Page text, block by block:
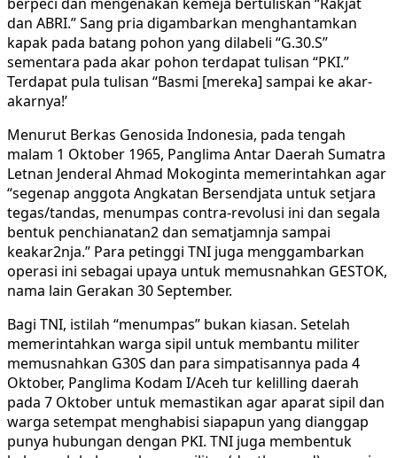
dan ABRI.” Sang pria digambarkan menghantamkan
kapak pada batang pohon yang dilabeli “G.30.S”
sementara pada akar pohon terdapat tulisan “PKI.”
Terdapat pula tulisan “Basmi [mereka] sampai ke akar-
akarnya!’
Menurut Berkas Genosida Indonesia, pada tengah
malam 1 Oktober 1965, Panglima Antar Daerah Sumatra
Letnan Jenderal Ahmad Mokoginta memerintahkan agar
“segenap anggota Angkatan Bersendjata untuk setjara
tegas/tandas, menumpas contra-revolusi ini dan segala
bentuk penchianatan2 dan sematjamnja sampai
keakar2nja.” Para petinggi TNI juga menggambarkan
operasi ini sebagai upaya untuk memusnahkan GESTOK,
nama lain Gerakan 30 September.
Bagi TNI, istilah “menumpas” bukan kiasan. Setelah
memerintahkan warga sipil untuk membantu militer
memusnahkan G30S dan para simpatisannya pada 4
Oktober, Panglima Kodam I/Aceh tur kelilling daerah
pada 7 Oktober untuk memastikan agar aparat sipil dan
warga setempat menghabisi siapapun yang dianggap
punya hubungan dengan PKI. TNI juga membentuk